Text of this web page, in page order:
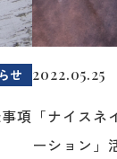
せ
項
2022.05.25
「ナイス
ーション」